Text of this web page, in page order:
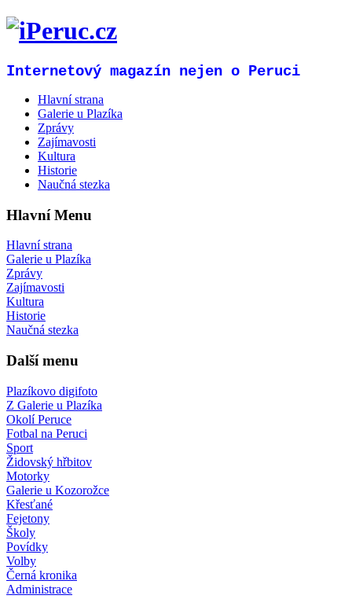
Internetový magazín nejen o Peruci
Hlavní strana
Galerie u Plazíka
Zprávy
Zajímavosti
Kultura
Historie
Naučná stezka
Hlavní Menu
Hlavní strana
Galerie u Plazíka
Zprávy
Zajímavosti
Kultura
Historie
Naučná stezka
Další menu
Plazíkovo digifoto
Z Galerie u Plazíka
Okolí Peruce
Fotbal na Peruci
Sport
Židovský hřbitov
Motorky
Galerie u Kozorožce
Křesťané
Fejetony
Školy
Povídky
Volby
Černá kronika
Administrace